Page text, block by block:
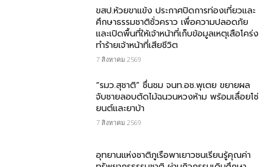
ขสป.ห้วยขาแข้ง ประกาศปิดการท่องเที่ยวและ
ศึกษาธรรมชาติชั่วคราว เพื่อความปลอดภัย
และเปิดพื้นที่ให้เจ้าหน้าที่เก็บข้อมูลเหตุเสือโคร่ง
ทำร้ายเจ้าหน้าที่เสียชีวิต
7 สิงหาคม 2569
“รมว.สุชาติ” ชื่นชม​ จนท.อช.พุเตย​ ขยายผล
จับชายลอบตัดไม้ฉนวนหวงห้าม พร้อมเลื่อยโซ่
ยนต์และยาบ้า
7 สิงหาคม 2569
อุทยานแห่งชาติภูเรือพาเยาวชนเรียนรู้คุณค่า